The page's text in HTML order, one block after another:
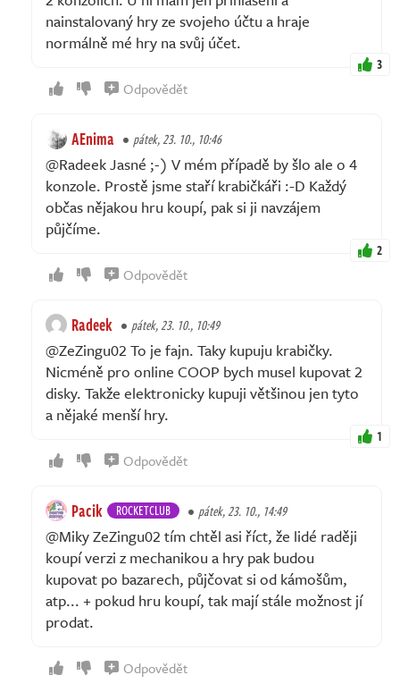
nainstalovaný hry ze svojeho účtu a hraje
normálně mé hry na svůj účet.
3
Odpovědět
AEnima pátek, 23. 10., 10:46
@Radeek Jasné ;-) V mém případě by šlo ale o 4
konzole. Prostě jsme staří krabičkáři :-D Každý
občas nějakou hru koupí, pak si ji navzájem
půjčíme.
2
Odpovědět
Radeek pátek, 23. 10., 10:49
@ZeZingu02 To je fajn. Taky kupuju krabičky.
Nicméně pro online COOP bych musel kupovat 2
disky. Takže elektronicky kupuji většinou jen tyto
a nějaké menší hry.
1
Odpovědět
Pacik ROCKETCLUB pátek, 23. 10., 14:49
@Miky ZeZingu02 tím chtěl asi říct, že lidé raději
koupí verzi z mechanikou a hry pak budou
kupovat po bazarech, půjčovat si od kámošům,
atp... + pokud hru koupí, tak mají stále možnost jí
prodat.
Odpovědět